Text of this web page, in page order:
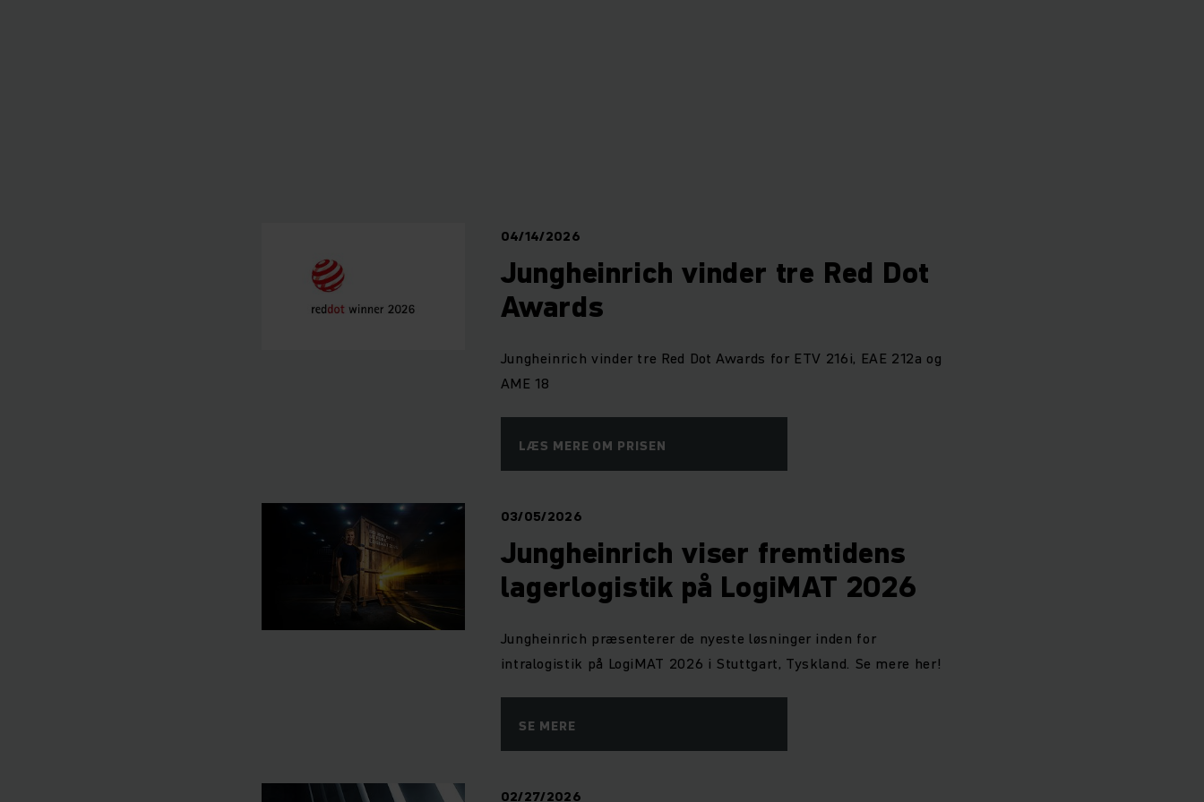
04/14/2026
Jungheinrich vinder tre Red Dot
Awards
Jungheinrich vinder tre Red Dot Awards for ETV 216i, EAE 212a og
AME 18
LÆS MERE OM PRISEN
03/05/2026
Jungheinrich viser fremtidens
lagerlogistik på LogiMAT 2026
Jungheinrich præsenterer de nyeste løsninger inden for
intralogistik på LogiMAT 2026 i Stuttgart, Tyskland. Se mere her!
SE MERE
02/27/2026